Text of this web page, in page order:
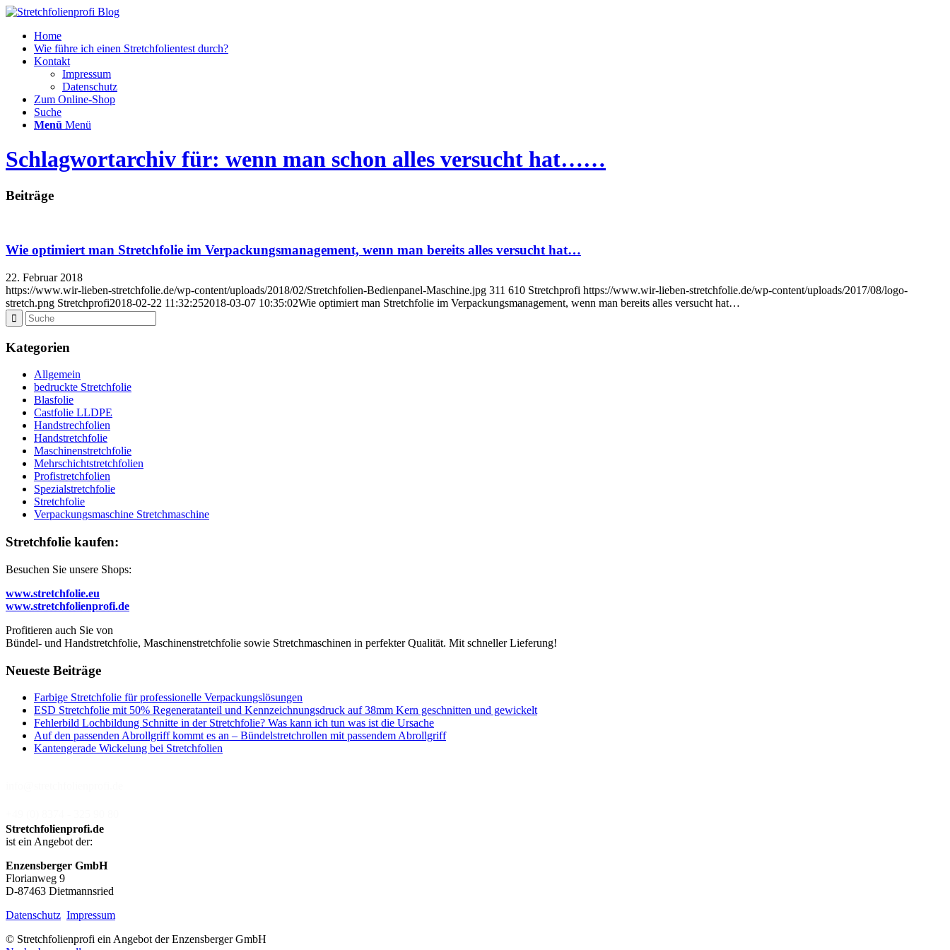
Home
Wie führe ich einen Stretchfolientest durch?
Kontakt
Impressum
Datenschutz
Zum Online-Shop
Suche
Menü Menü
Schlagwortarchiv für: wenn man schon alles versucht hat……
Beiträge
Wie optimiert man Stretchfolie im Verpackungsmanagement, wenn man bereits alles versucht hat…
22. Februar 2018
https://www.wir-lieben-stretchfolie.de/wp-content/uploads/2018/02/Stretchfolien-Bedienpanel-Maschine.jpg 311 610 Stretchprofi https://www.wir-lieben-stretchfolie.de/wp-content/uploads/2017/08/logo-
stretch.png Stretchprofi2018-02-22 11:32:252018-03-07 10:35:02Wie optimiert man Stretchfolie im Verpackungsmanagement, wenn man bereits alles versucht hat…
Kategorien
Allgemein
bedruckte Stretchfolie
Blasfolie
Castfolie LLDPE
Handstrechfolien
Handstretchfolie
Maschinenstretchfolie
Mehrschichtstretchfolien
Profistretchfolien
Spezialstretchfolie
Stretchfolie
Verpackungsmaschine Stretchmaschine
Stretchfolie kaufen:
Besuchen Sie unsere Shops:
www.stretchfolie.eu
www.stretchfolienprofi.de
Profitieren auch Sie von
Bündel- und Handstretchfolie, Maschinenstretchfolie sowie Stretchmaschinen in perfekter Qualität. Mit schneller Lieferung!
Neueste Beiträge
Farbige Stretchfolie für professionelle Verpackungslösungen
ESD Stretchfolie mit 50% Regeneratanteil und Kennzeichnungsdruck auf 38mm Kern geschnitten und gewickelt
Fehlerbild Lochbildung Schnitte in der Stretchfolie? Was kann ich tun was ist die Ursache
Auf den passenden Abrollgriff kommt es an – Bündelstretchrollen mit passendem Abrollgriff
Kantengerade Wickelung bei Stretchfolien
Stretchfolienprofi.de
ist ein Angebot der:
Enzensberger GmbH
Florianweg 9
D-87463 Dietmannsried
Datenschutz Impressum
© Stretchfolienprofi ein Angebot der Enzensberger GmbH